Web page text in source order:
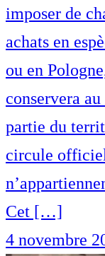
imposer de
achats en
ou en
conservera
partie du
circule
Cet […]
4 novembre